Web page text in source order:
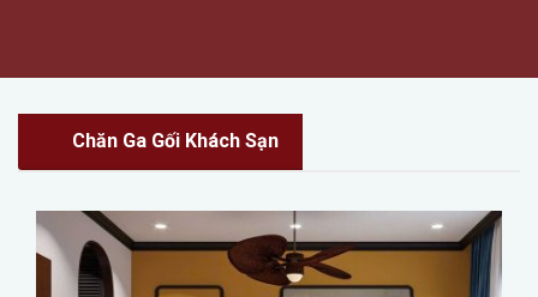
Chăn Ga Gối Khách Sạn